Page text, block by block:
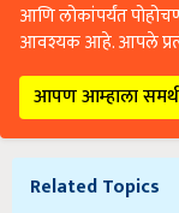
आणि लोकांपर्यंत
आवश्यक आहे. आपले
आपण आम्हाला
Related Topics